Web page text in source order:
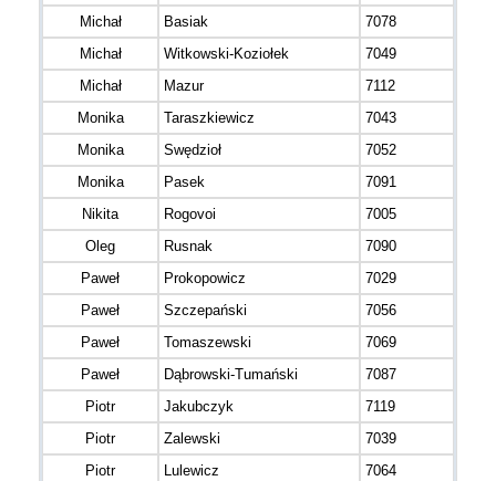
Michał
Basiak
7078
Michał
Witkowski-Koziołek
7049
Michał
Mazur
7112
Monika
Taraszkiewicz
7043
Monika
Swędzioł
7052
Monika
Pasek
7091
Nikita
Rogovoi
7005
Oleg
Rusnak
7090
Paweł
Prokopowicz
7029
Paweł
Szczepański
7056
Paweł
Tomaszewski
7069
Paweł
Dąbrowski-Tumański
7087
Piotr
Jakubczyk
7119
Piotr
Zalewski
7039
Piotr
Lulewicz
7064